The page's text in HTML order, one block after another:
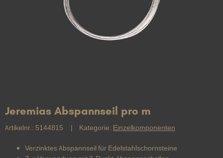
Jeremias Abspannseil pro m
Artikelnr.: 5144815 Kategorie: Einzelkomponenten
Verzinktes Abspannseil für Edelstahlschornsteine